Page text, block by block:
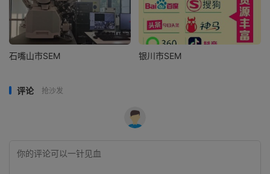
石嘴山市SEM 银川市SEM
评论 抢沙发